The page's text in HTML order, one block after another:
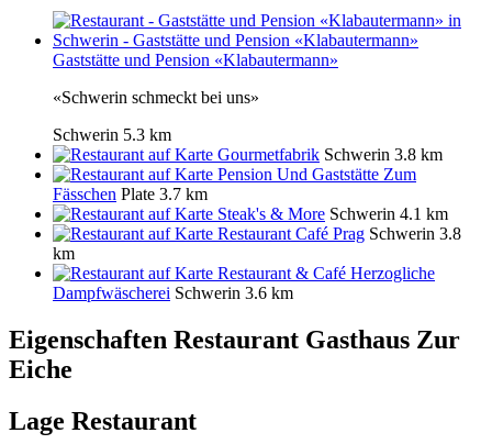
Gaststätte und Pension «Klabautermann»
«Schwerin schmeckt bei uns»
Schwerin 5.3 km
Gourmetfabrik Schwerin 3.8 km
Pension Und Gaststätte Zum
Fässchen Plate 3.7 km
Steak's & More Schwerin 4.1 km
Restaurant Café Prag Schwerin 3.8
km
Restaurant & Café Herzogliche
Dampfwäscherei Schwerin 3.6 km
Eigenschaften Restaurant Gasthaus Zur
Eiche
Lage Restaurant